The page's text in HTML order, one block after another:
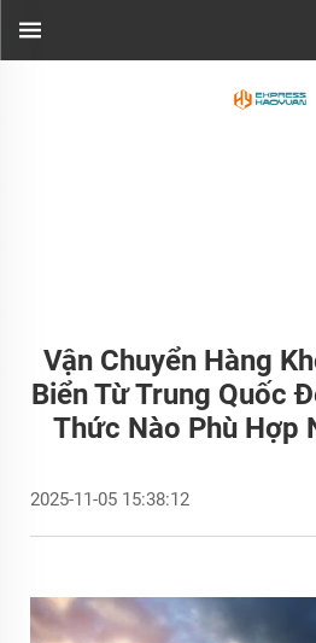
Vận Chuyển Hàng
Biển Từ Trung Quốc
Thức Nào Phù Hợp
2025-11-05 15:38:12